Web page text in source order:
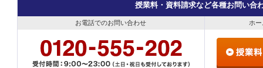
授業料・資料請求など各種お問い合
お電話でのお問い合わせ ホ